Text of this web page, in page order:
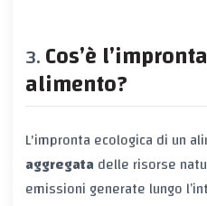
Cos’è
alimento?
L'impronta ecologica di un
aggregata delle risorse
emissioni generate lungo